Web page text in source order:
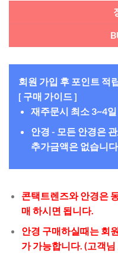
회원 가입 후 포인트 적
[ 구매 가이드 ]
재주문시 최소 3~4
안경 - 모든 안경은
추가금액은 없습니
콘택트렌즈와 안경은
매 하시면 됩니다.
안경 구매하실때는 회
가 가능합니다. (고객